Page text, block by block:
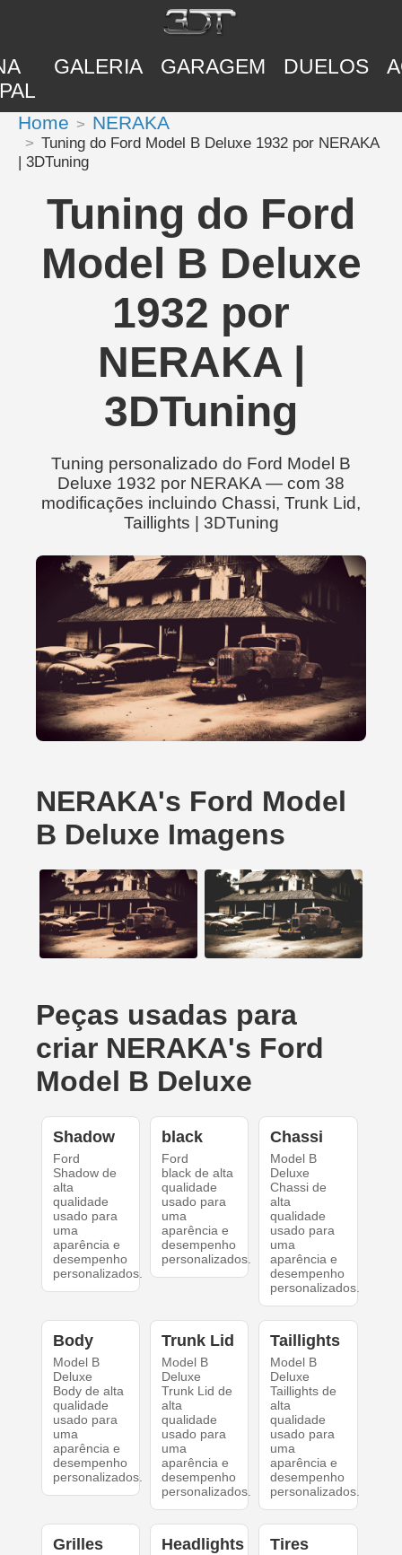
GALERIA GARAGEM DUELOS
Home NERAKA
Tuning do Ford Model B Deluxe 1932 por NERAKA
| 3DTuning
Tuning do Ford
Model B Deluxe
1932 por
NERAKA |
3DTuning
Tuning personalizado do Ford Model B
Deluxe 1932 por NERAKA — com 38
modificações incluindo Chassi, Trunk Lid,
Taillights | 3DTuning
NERAKA's Ford Model
B Deluxe Imagens
Peças usadas para
criar NERAKA's Ford
Model B Deluxe
Shadow
Ford
Shadow de
alta
qualidade
usado para
uma
aparência e
desempenho
personalizados.
black
Ford
black de alta
qualidade
usado para
uma
aparência e
desempenho
personalizados.
Chassi
Model B
Deluxe
Chassi de
alta
qualidade
usado para
uma
aparência e
desempenho
personalizados.
Body
Model B
Deluxe
Body de alta
qualidade
usado para
uma
aparência e
desempenho
personalizados.
Trunk Lid
Model B
Deluxe
Trunk Lid de
alta
qualidade
usado para
uma
aparência e
desempenho
personalizados.
Taillights
Model B
Deluxe
Taillights de
alta
qualidade
usado para
uma
aparência e
desempenho
personalizados.
Grilles Headlights Tires